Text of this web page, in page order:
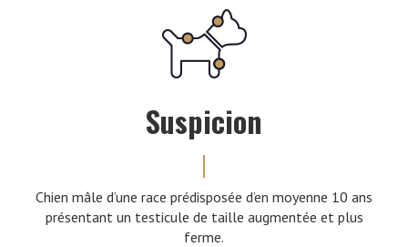
Suspicion
Chien mâle d’une race prédisposée d’en moyenne 10 ans
présentant un testicule de taille augmentée et plus
ferme.